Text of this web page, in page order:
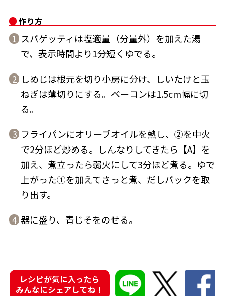
『踊り節』
鰹節屋の
だしパック
商品情報一覧
作り方
1 スパゲッティは塩適量（分量外）を加えた湯
で、表示時間より1分短くゆでる。
2 しめじは根元を切り小房に分け、しいたけと玉
ねぎは薄切りにする。ベーコンは1.5cm幅に切
る。
3 フライパンにオリーブオイルを熱し、②を中火
で2分ほど炒める。しんなりしてきたら【A】を
加え、煮立ったら弱火にして3分ほど煮る。ゆで
上がった①を加えてさっと煮、だしパックを取
り出す。
4 器に盛り、青じそをのせる。
レシピが気に入ったら
みんなにシェアしてね！